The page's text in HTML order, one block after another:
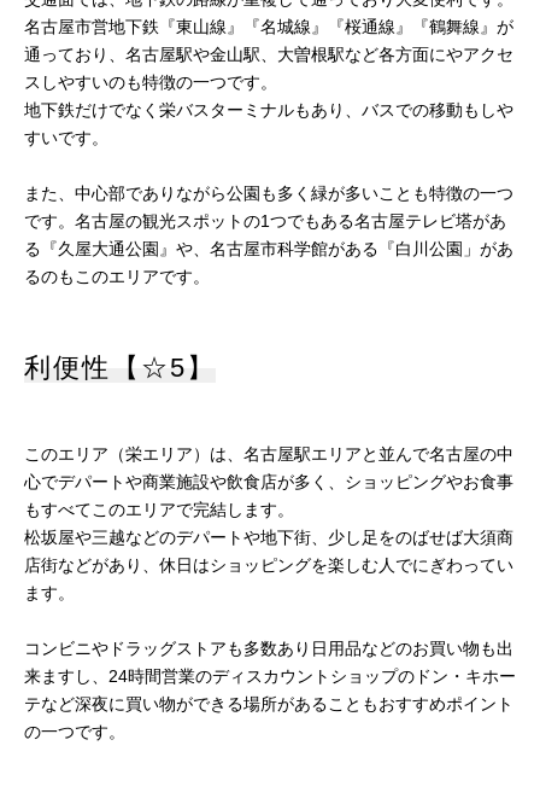
名古屋市営地下鉄『東山線』『名城線』『桜通線』『鶴舞線』が
通っており、名古屋駅や金山駅、大曽根駅など各方面にやアクセ
スしやすいのも特徴の一つです。
地下鉄だけでなく栄バスターミナルもあり、バスでの移動もしや
すいです。
また、中心部でありながら公園も多く緑が多いことも特徴の一つ
です。名古屋の観光スポットの1つでもある名古屋テレビ塔があ
る『久屋大通公園』や、名古屋市科学館がある『白川公園」があ
るのもこのエリアです。
利便性【☆5】
このエリア（栄エリア）は、名古屋駅エリアと並んで名古屋の中
心でデパートや商業施設や飲食店が多く、ショッピングやお食事
もすべてこのエリアで完結します。
松坂屋や三越などのデパートや地下街、少し足をのばせば大須商
店街などがあり、休日はショッピングを楽しむ人でにぎわってい
ます。
コンビニやドラッグストアも多数あり日用品などのお買い物も出
来ますし、24時間営業のディスカウントショップのドン・キホー
テなど深夜に買い物ができる場所があることもおすすめポイント
の一つです。